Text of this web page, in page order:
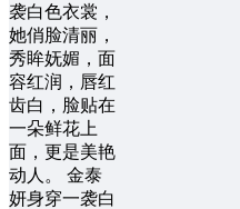
袭白色衣裳，
她俏脸清丽，
秀眸妩媚，面
容红润，唇红
齿白，脸贴在
一朵鲜花上
面，更是美艳
动人。 金泰
妍身穿一袭白